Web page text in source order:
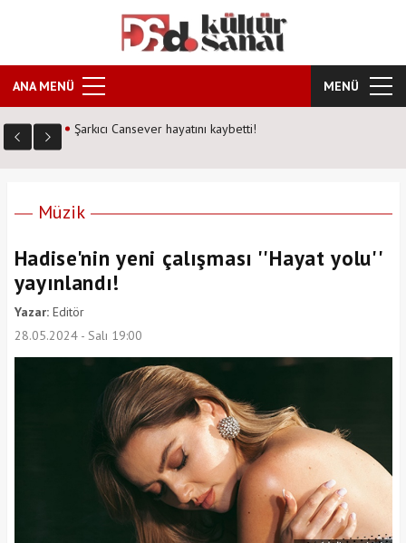
ANA MENÜ MENÜ
Kozalak Devri neden farklı? Senarist Harun Kevrek DS
Müzik
Hadise'nin yeni çalışması ''Hayat yolu''
yayınlandı!
Yazar:Editör
28.05.2024 - Salı 19:00